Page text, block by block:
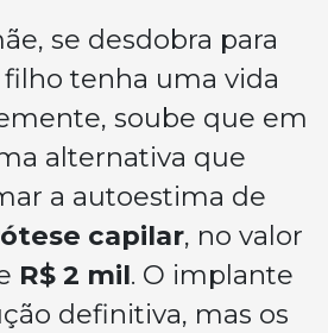
se desdobra para
tenha uma vida
soube que em
alternativa que
a autoestima de
capilar, no valor
R$ 2 mil. O implante
definitiva, mas os